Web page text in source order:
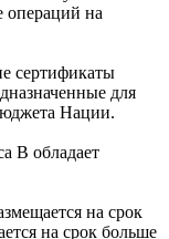
участия. Данный
выпускаются
операций на
сертификаты
для
B обладает